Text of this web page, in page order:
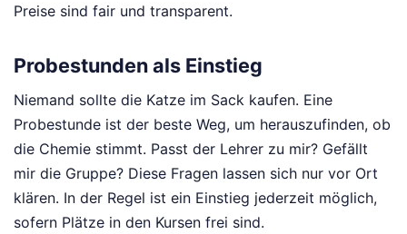
Preise sind fair und transparent.
Probestunden als Einstieg
Niemand sollte die Katze im Sack kaufen. Eine
Probestunde ist der beste Weg, um herauszufinden, ob
die Chemie stimmt. Passt der Lehrer zu mir? Gefällt
mir die Gruppe? Diese Fragen lassen sich nur vor Ort
klären. In der Regel ist ein Einstieg jederzeit möglich,
sofern Plätze in den Kursen frei sind.